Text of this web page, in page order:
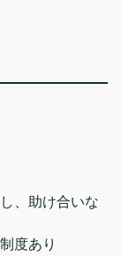
、助け合いな
度あり